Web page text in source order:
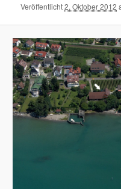
Veröffentlicht2. Oktober 2012